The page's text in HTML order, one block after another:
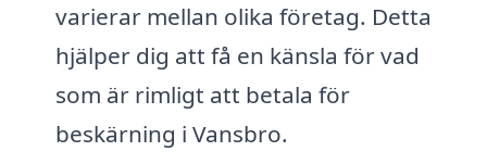
varierar mellan olika företag. Detta
hjälper dig att få en känsla för vad
som är rimligt att betala för
beskärning i Vansbro.